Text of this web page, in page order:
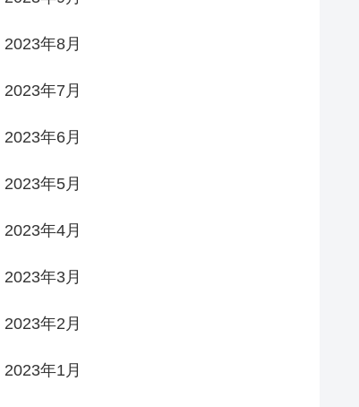
2023年8月
2023年7月
2023年6月
2023年5月
2023年4月
2023年3月
2023年2月
2023年1月